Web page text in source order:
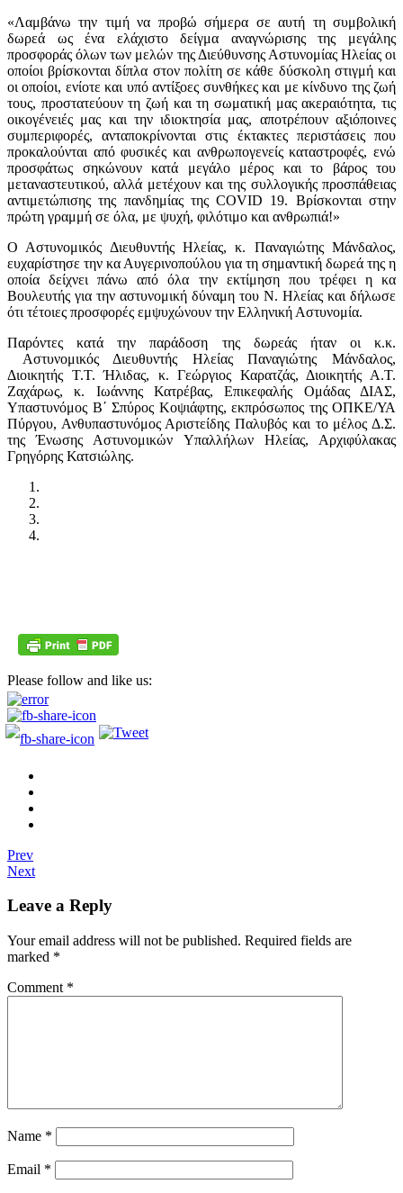
«Λαμβάνω την τιμή να προβώ σήμερα σε αυτή τη συμβολική
δωρεά ως ένα ελάχιστο δείγμα αναγνώρισης της μεγάλης
προσφοράς όλων των μελών της Διεύθυνσης Αστυνομίας Ηλείας οι
οποίοι βρίσκονται δίπλα στον πολίτη σε κάθε δύσκολη στιγμή και
οι οποίοι, ενίοτε και υπό αντίξοες συνθήκες και με κίνδυνο της ζωή
τους, προστατεύουν τη ζωή και τη σωματική μας ακεραιότητα, τις
οικογένειές μας και την ιδιοκτησία μας, αποτρέπουν αξιόποινες
συμπεριφορές, ανταποκρίνονται στις έκτακτες περιστάσεις που
προκαλούνται από φυσικές και ανθρωπογενείς καταστροφές, ενώ
προσφάτως σηκώνουν κατά μεγάλο μέρος και το βάρος του
μεταναστευτικού, αλλά μετέχουν και της συλλογικής προσπάθειας
αντιμετώπισης της πανδημίας της COVID 19. Βρίσκονται στην
πρώτη γραμμή σε όλα, με ψυχή, φιλότιμο και ανθρωπιά!»
Ο Αστυνομικός Διευθυντής Ηλείας, κ. Παναγιώτης Μάνδαλος,
ευχαρίστησε την κα Αυγερινοπούλου για τη σημαντική δωρεά της η
οποία δείχνει πάνω από όλα την εκτίμηση που τρέφει η κα
Βουλευτής για την αστυνομική δύναμη του Ν. Ηλείας και δήλωσε
ότι τέτοιες προσφορές εμψυχώνουν την Ελληνική Αστυνομία.
Παρόντες κατά την παράδοση της δωρεάς ήταν οι κ.κ.
Αστυνομικός Διευθυντής Ηλείας Παναγιώτης Μάνδαλος,
Διοικητής Τ.Τ. Ήλιδας, κ. Γεώργιος Καρατζάς, Διοικητής Α.Τ.
Ζαχάρως, κ. Ιωάννης Κατρέβας, Επικεφαλής Ομάδας ΔΙΑΣ,
Υπαστυνόμος Β΄ Σπύρος Κοψιάφτης, εκπρόσωπος της ΟΠΚΕ/ΥΑ
Πύργου, Ανθυπαστυνόμος Αριστείδης Παλυβός και το μέλος Δ.Σ.
της Ένωσης Αστυνομικών Υπαλλήλων Ηλείας, Αρχιφύλακας
Γρηγόρης Κατσιώλης.
Please follow and like us:
Prev
Next
Leave a Reply
Your email address will not be published. Required fields are
marked *
Comment *
Name *
Email *